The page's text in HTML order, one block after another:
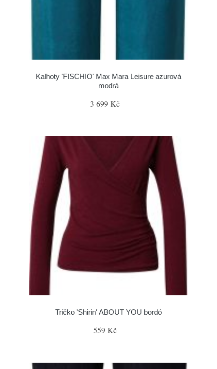
Kalhoty 'FISCHIO' Max Mara Leisure azurová
modrá
3 699 Kč
Tričko 'Shirin' ABOUT YOU bordó
559 Kč